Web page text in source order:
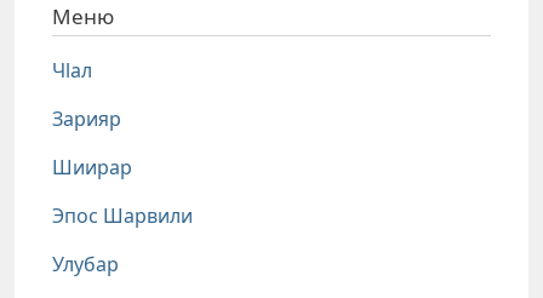
Меню
Чlал
Зарияр
Шиирар
Эпос Шарвили
Улубар